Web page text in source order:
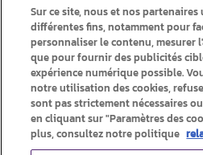
Produits
Tablettes
Pralines
Chokotoff
Bâtons
Saisonniers
Autres chocolats
Sur ce site, nous et nos
différentes fins, notamment pour
personnaliser le contenu, mesurer
que pour fournir des publicités
expérience numérique possible.
notre utilisation des cookies,
sont pas strictement nécessaires
en cliquant sur "Paramètres des
plus, consultez notre politique